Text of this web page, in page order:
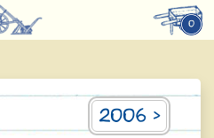
0
2006 >